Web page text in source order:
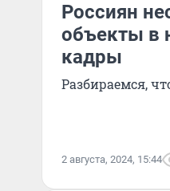
Россиян
объекты в
кадры
Разбираемся,
2 августа, 2024, 15:44